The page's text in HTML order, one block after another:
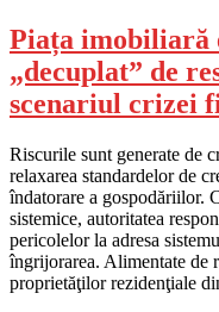
Piața imobiliară
„decuplat” de
scenariul crizei
Riscurile sunt generate de
relaxarea standardelor de
îndatorare a gospodăriilor.
sistemice, autoritatea
pericolelor la adresa
îngrijorarea. Alimentate de
proprietăţilor rezidenţiale